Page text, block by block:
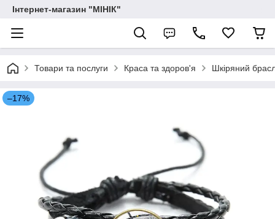
Інтернет-магазин "МІНІК"
Товари та послуги Краса та здоров'я Шкіряний
–17%